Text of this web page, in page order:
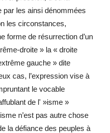
par les ainsi dénommées
les circonstances,
forme de résurrection d’un
droite » la « droite
gauche » dite
cas, l’expression vise à
le vocable
de l' »isme »
n’est pas autre chose
la défiance des peuples à